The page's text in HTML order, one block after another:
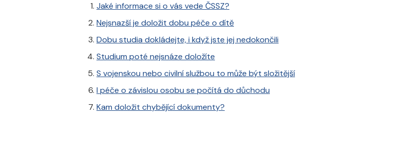
Jaké informace si o vás vede ČSSZ?
Nejsnazší je doložit dobu péče o dítě
Dobu studia dokládejte, i když jste jej nedokončili
Studium poté nejsnáze doložíte
S vojenskou nebo civilní službou to může být složitější
I péče o závislou osobu se počítá do důchodu
Kam doložit chybějící dokumenty?